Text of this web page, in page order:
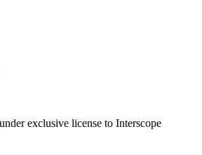
exclusive license to Interscope